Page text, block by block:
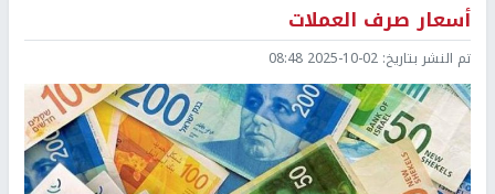
أسعار صرف العملات
تم النشر بتاريخ: 2025-10-02 08:48